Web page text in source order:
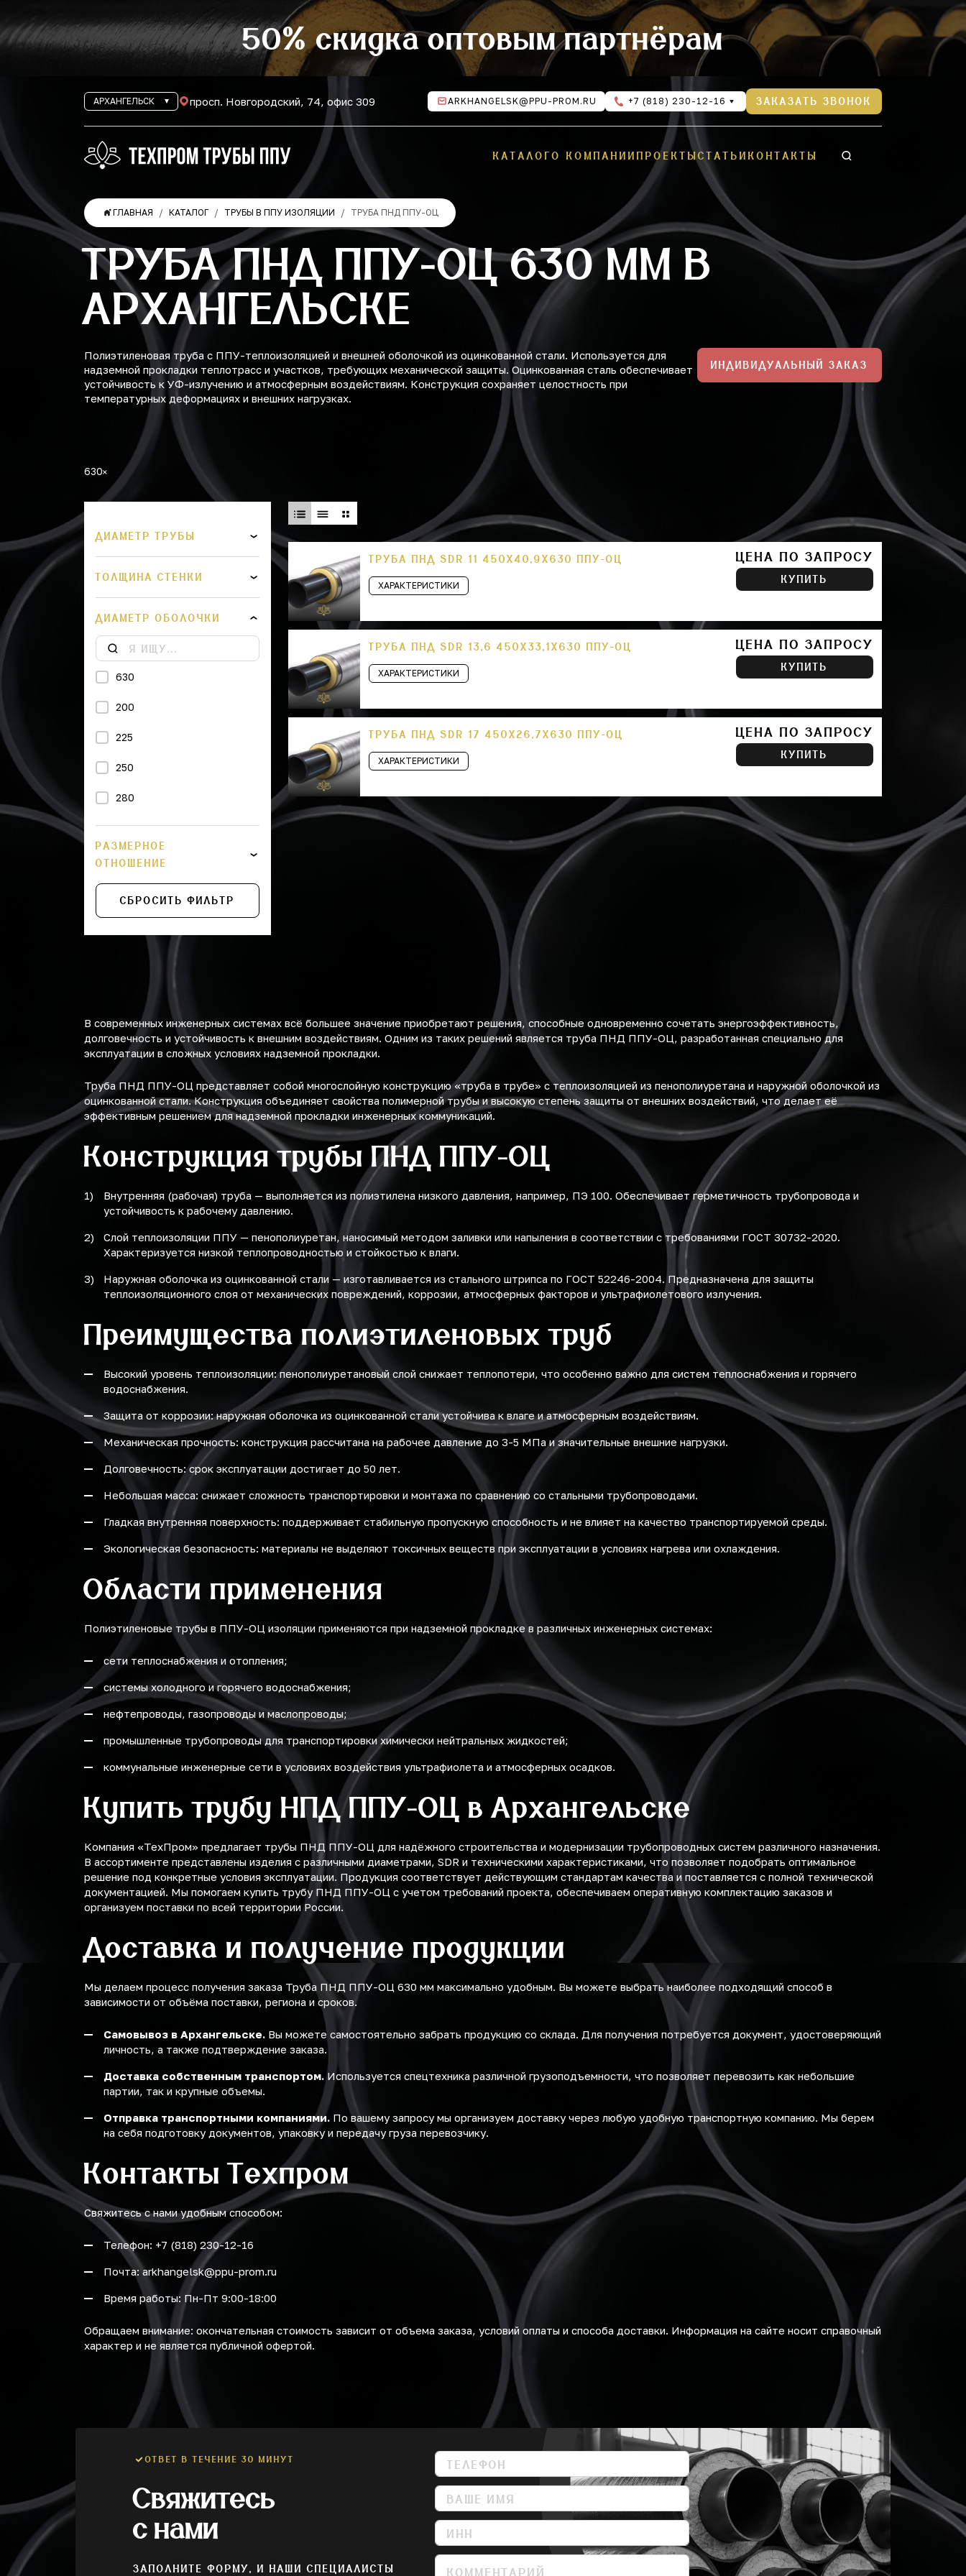
50% скидка оптовым партнёрам
АРХАНГЕЛЬСК просп. Новгородский, 74, офис 309 ARKHANGELSK@PPU-PROM.RU +7 (818) 230-12-16 ЗАКАЗАТЬ ЗВОНОК
КАТАЛОГО КОМПАНИИ ПРОЕКТЫСТАТЬИ КОНТАКТЫ
ГЛАВНАЯ КАТАЛОГ ТРУБЫ В ППУ ИЗОЛЯЦИИ ТРУБА ПНД ППУ-ОЦ
ТРУБА ПНД ППУ-ОЦ 630 ММ В
АРХАНГЕЛЬСКЕ
Полиэтиленовая труба с ППУ-теплоизоляцией и внешней оболочкой из оцинкованной стали. Используется для
надземной прокладки теплотрасс и участков, требующих механической защиты. Оцинкованная сталь обеспечивает
устойчивость к УФ-излучению и атмосферным воздействиям. Конструкция сохраняет целостность при
температурных деформациях и внешних нагрузках.
ИНДИВИДУАЛЬНЫЙ ЗАКАЗ
630
ДИАМЕТР ТРУБЫ
ТОЛЩИНА СТЕНКИ
ДИАМЕТР ОБОЛОЧКИ
630
200
225
250
280
315
355
400
450
РАЗМЕРНОЕ
ОТНОШЕНИЕ
СБРОСИТЬ ФИЛЬТР
ТРУБА ПНД SDR 11 450Х40,9Х630 ППУ-ОЦ
ХАРАКТЕРИСТИКИ
ЦЕНА ПО ЗАПРОСУ
КУПИТЬ
ТРУБА ПНД SDR 13,6 450Х33,1Х630 ППУ-ОЦ
ХАРАКТЕРИСТИКИ
ЦЕНА ПО ЗАПРОСУ
КУПИТЬ
ТРУБА ПНД SDR 17 450Х26,7Х630 ППУ-ОЦ
ХАРАКТЕРИСТИКИ
ЦЕНА ПО ЗАПРОСУ
КУПИТЬ
В современных инженерных системах всё большее значение приобретают решения, способные одновременно сочетать энергоэффективность,
долговечность и устойчивость к внешним воздействиям. Одним из таких решений является труба ПНД ППУ-ОЦ, разработанная специально для
эксплуатации в сложных условиях надземной прокладки.
Труба ПНД ППУ-ОЦ представляет собой многослойную конструкцию «труба в трубе» с теплоизоляцией из пенополиуретана и наружной оболочкой из
оцинкованной стали. Конструкция объединяет свойства полимерной трубы и высокую степень защиты от внешних воздействий, что делает её
эффективным решением для надземной прокладки инженерных коммуникаций.
Конструкция трубы ПНД ППУ-ОЦ
Внутренняя (рабочая) труба — выполняется из полиэтилена низкого давления, например, ПЭ 100. Обеспечивает герметичность трубопровода и
устойчивость к рабочему давлению.
Слой теплоизоляции ППУ — пенополиуретан, наносимый методом заливки или напыления в соответствии с требованиями ГОСТ 30732-2020.
Характеризуется низкой теплопроводностью и стойкостью к влаги.
Наружная оболочка из оцинкованной стали — изготавливается из стального штрипса по ГОСТ 52246-2004. Предназначена для защиты
теплоизоляционного слоя от механических повреждений, коррозии, атмосферных факторов и ультрафиолетового излучения.
Преимущества полиэтиленовых труб
Высокий уровень теплоизоляции: пенополиуретановый слой снижает теплопотери, что особенно важно для систем теплоснабжения и горячего
водоснабжения.
Защита от коррозии: наружная оболочка из оцинкованной стали устойчива к влаге и атмосферным воздействиям.
Механическая прочность: конструкция рассчитана на рабочее давление до 3-5 МПа и значительные внешние нагрузки.
Долговечность: срок эксплуатации достигает до 50 лет.
Небольшая масса: снижает сложность транспортировки и монтажа по сравнению со стальными трубопроводами.
Гладкая внутренняя поверхность: поддерживает стабильную пропускную способность и не влияет на качество транспортируемой среды.
Экологическая безопасность: материалы не выделяют токсичных веществ при эксплуатации в условиях нагрева или охлаждения.
Области применения
Полиэтиленовые трубы в ППУ-ОЦ изоляции применяются при надземной прокладке в различных инженерных системах:
сети теплоснабжения и отопления;
системы холодного и горячего водоснабжения;
нефтепроводы, газопроводы и маслопроводы;
промышленные трубопроводы для транспортировки химически нейтральных жидкостей;
коммунальные инженерные сети в условиях воздействия ультрафиолета и атмосферных осадков.
Купить трубу НПД ППУ-ОЦ в Архангельске
Компания «ТехПром» предлагает трубы ПНД ППУ-ОЦ для надёжного строительства и модернизации трубопроводных систем различного назначения.
В ассортименте представлены изделия с различными диаметрами, SDR и техническими характеристиками, что позволяет подобрать оптимальное
решение под конкретные условия эксплуатации. Продукция соответствует действующим стандартам качества и поставляется с полной технической
документацией. Мы помогаем купить трубу ПНД ППУ-ОЦ с учетом требований проекта, обеспечиваем оперативную комплектацию заказов и
организуем поставки по всей территории России.
Доставка и получение продукции
Мы делаем процесс получения заказа Труба ПНД ППУ-ОЦ 630 мм максимально удобным. Вы можете выбрать наиболее подходящий способ в
зависимости от объёма поставки, региона и сроков.
Самовывоз в Архангельске. Вы можете самостоятельно забрать продукцию со склада. Для получения потребуется документ, удостоверяющий
личность, а также подтверждение заказа.
Доставка собственным транспортом.Используется спецтехника различной грузоподъемности, что позволяет перевозить как небольшие
партии, так и крупные объемы.
Отправка транспортными компаниями. По вашему запросу мы организуем доставку через любую удобную транспортную компанию. Мы берем
на себя подготовку документов, упаковку и передачу груза перевозчику.
Контакты Техпром
Свяжитесь с нами удобным способом:
Телефон: +7 (818) 230-12-16
Почта: arkhangelsk@ppu-prom.ru
Время работы: Пн-Пт 9:00-18:00
Обращаем внимание: окончательная стоимость зависит от объема заказа, условий оплаты и способа доставки. Информация на сайте носит справочный
характер и не является публичной офертой.
ОТВЕТ В ТЕЧЕНИЕ 30 МИНУТ
Свяжитесь
с нами
ЗАПОЛНИТЕ ФОРМУ, И НАШИ СПЕЦИАЛИСТЫ